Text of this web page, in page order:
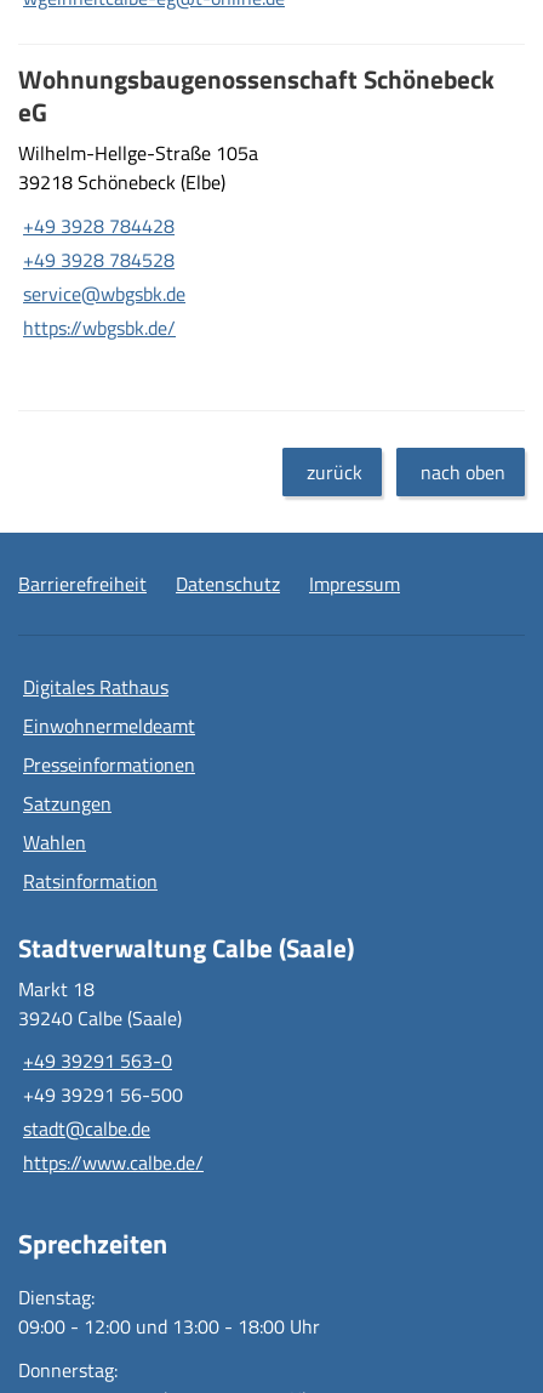
Wohnungsbaugenossenschaft Schönebeck
eG
Wilhelm-Hellge-Straße 105a
39218 Schönebeck (Elbe)
+49 3928 784428
+49 3928 784528
service@wbgsbk.de
https://wbgsbk.de/
zurück nach oben
Barrierefreiheit Datenschutz Impressum
Digitales Rathaus
Einwohnermeldeamt
Presseinformationen
Satzungen
Wahlen
Ratsinformation
Stadtverwaltung Calbe (Saale)
Markt 18
39240 Calbe (Saale)
+49 39291 563-0
+49 39291 56-500
stadt@calbe.de
https://www.calbe.de/
Sprechzeiten
Dienstag:
09:00 - 12:00 und 13:00 - 18:00 Uhr
Donnerstag: